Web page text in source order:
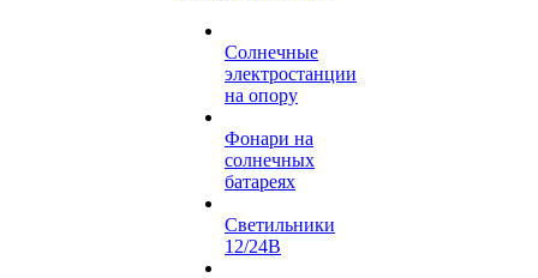
Солнечные
электростанции
на опору
Фонари на
солнечных
батареях
Светильники
12/24В